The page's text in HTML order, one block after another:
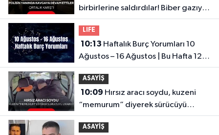
birbirlerine saldırdılar! Biber gazıyla
etkisiz hale getirildiler...
LIFE
10:13
Ağustos – 16 Ağustos | Bu Hafta 12
Burcu Neler Bekliyor?
ASAYİŞ
10:09
“memurum” diyerek sürücüyü
uyardı! Pes dedirten plan
ASAYİŞ